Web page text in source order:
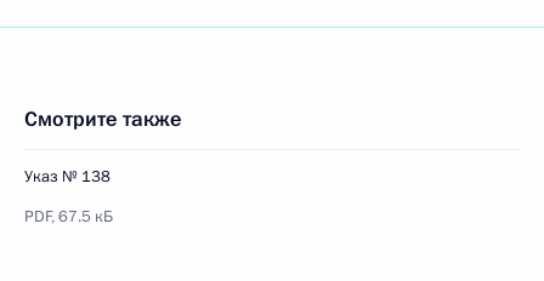
Смотрите также
Указ № 138
PDF,67.5 кБ